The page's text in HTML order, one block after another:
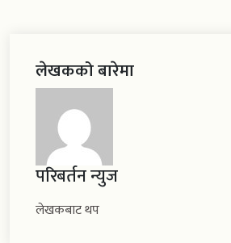
लेखकको बारेमा
परिबर्तन न्युज
लेखकबाट थप